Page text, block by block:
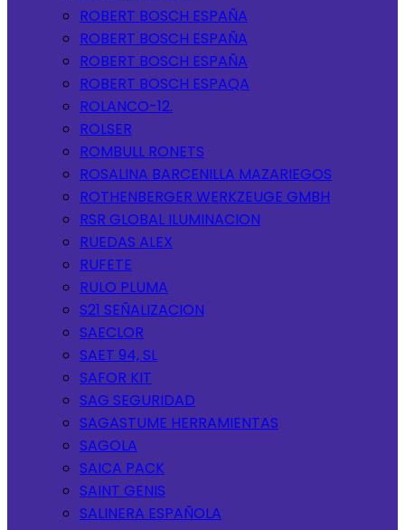
ROBERT BOSCH ESPAÑA
ROBERT BOSCH ESPAÑA
ROBERT BOSCH ESPAÑA
ROBERT BOSCH ESPAQA
ROLANCO-12.
ROLSER
ROMBULL RONETS
ROSALINA BARCENILLA MAZARIEGOS
ROTHENBERGER WERKZEUGE GMBH
RSR GLOBAL ILUMINACION
RUEDAS ALEX
RUFETE
RULO PLUMA
S21 SEÑALIZACION
SAECLOR
SAET 94, SL
SAFOR KIT
SAG SEGURIDAD
SAGASTUME HERRAMIENTAS
SAGOLA
SAICA PACK
SAINT GENIS
SALINERA ESPAÑOLA